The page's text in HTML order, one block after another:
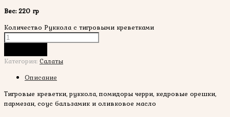
Вес: 220 гр
Количество Руккола с тигровыми креветками
Категория: Салаты
Описание
Тигровые креветки, руккола, помидоры черри, кедровые орешки,
пармезан, соус бальзамик и оливковое масло